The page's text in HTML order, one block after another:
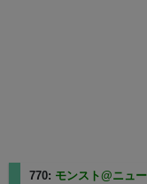
770: モンスト@ニュ